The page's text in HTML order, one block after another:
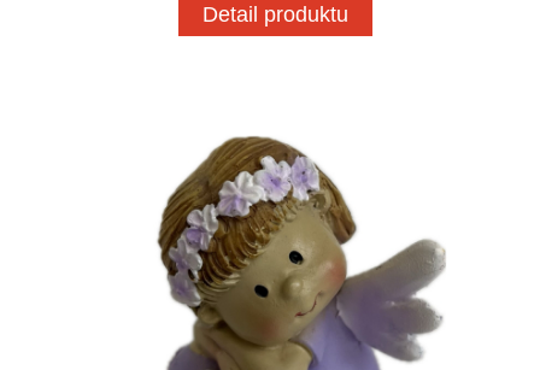
Detail produktu